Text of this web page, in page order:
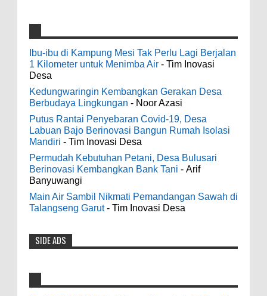
4000 Petani Hutan Blora Bakal Digelontor
Bantuan CSR Jumbo dan Bibit Ternak Gratis
0 8-4-2026
Indonesia Ceria Run Diharapkan Bawa
Dampak Positif Bagi Olah Raga dan
Ekonomi Blora
0 8-2-2026
Dari SILPA 90 Miliar Hingga Masalah Air
Bersih Bupati Blora Beberkan Solusi di
Paripurna DPRD
7-28-2026
Diresmikan Serentak Oleh Presiden
0 5-16-2026
galateapacino:
3-6-2022
Men's Black Titanium Wedding Band -
The Ottawa SenatorsThe Men's Black titanium i
phone case Titanium Wedding Band is the
world's first dedicated wedding band how strong
is titanium for Wo...
odenjaea
3-4-2022
Casino - DrmcdCasino is 부산광역 출
장안마 open and excited 고양 출장샵 to welcome
you back 의정부 출장샵 to a 제주도 출장마사지
of slots, table games 제주 출장안마 and video
poker! Cas...
Ibu-ibu di Kampung Mesi Tak Perlu Lagi Berjalan
1 Kilometer untuk Menimba Air - Tim Inovasi
Desa
Kedungwaringin Kembangkan Gerakan Desa
Berbudaya Lingkungan - Noor Azasi
Putus Rantai Penyebaran Covid-19, Desa
Labuan Bajo Berinovasi Bangun Rumah Isolasi
Mandiri - Tim Inovasi Desa
Permudah Kebutuhan Petani, Desa Bulusari
Berinovasi Kembangkan Bank Tani - Arif
Banyuwangi
Main Air Sambil Nikmati Pemandangan Sawah di
Talangseng Garut- Tim Inovasi Desa
SIDE ADS